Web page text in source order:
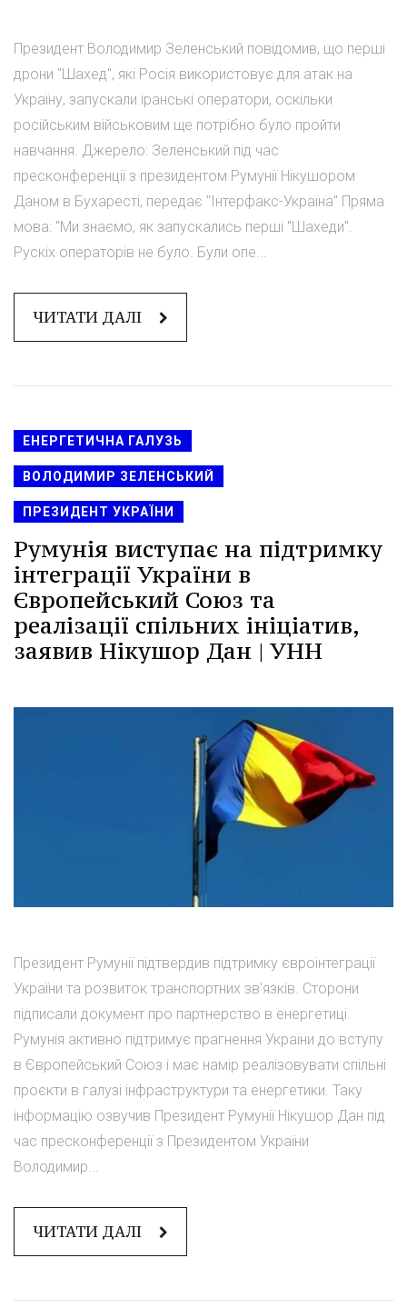
Президент Володимир Зеленський повідомив, що перші
дрони "Шахед", які Росія використовує для атак на
Україну, запускали іранські оператори, оскільки
російським військовим ще потрібно було пройти
навчання. Джерело: Зеленський під час
пресконференції з президентом Румунії Нікушором
Даном в Бухаресті, передає "Інтерфакс-Україна" Пряма
мова: "Ми знаємо, як запускались перші "Шахеди".
Рускіх операторів не було. Були опе...
ЧИТАТИ ДАЛІ
ЕНЕРГЕТИЧНА ГАЛУЗЬ
ВОЛОДИМИР ЗЕЛЕНСЬКИЙ
ПРЕЗИДЕНТ УКРАЇНИ
Румунія виступає на підтримку
інтеграції України в
Європейський Союз та
реалізації спільних ініціатив,
заявив Нікушор Дан | УНН
Президент Румунії підтвердив підтримку євроінтеграції
України та розвиток транспортних зв'язків. Сторони
підписали документ про партнерство в енергетиці.
Румунія активно підтримує прагнення України до вступу
в Європейський Союз і має намір реалізовувати спільні
проєкти в галузі інфраструктури та енергетики. Таку
інформацію озвучив Президент Румунії Нікушор Дан під
час пресконференції з Президентом України
Володимир...
ЧИТАТИ ДАЛІ